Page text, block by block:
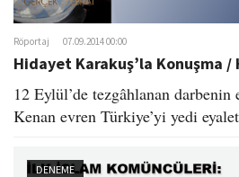
Röportaj 07.09.2014 00:00
Hidayet Karakuş’la Konuşma /
12 Eylül’de tezgâhlanan
Kenan evren Türkiye’yi yedi
DENEME